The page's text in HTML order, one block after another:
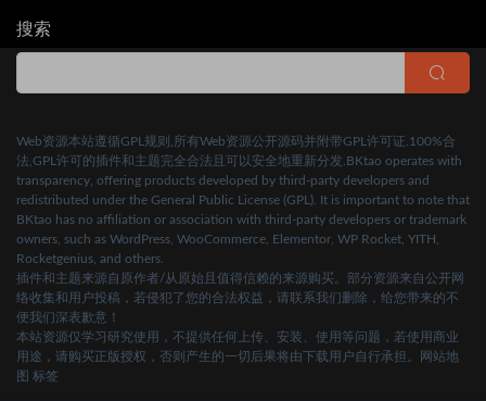
搜索
Web资源本站遵循GPL规则,所有Web资源公开源码并附带GPL许可证.100%合
法,GPL许可的插件和主题完全合法且可以安全地重新分发.BKtao operates with
transparency, offering products developed by third-party developers and
redistributed under the General Public License (GPL). It is important to note that
BKtao has no affiliation or association with third-party developers or trademark
owners, such as WordPress, WooCommerce, Elementor, WP Rocket, YITH,
Rocketgenius, and others.
插件和主题来源自原作者/从原始且值得信赖的来源购买。部分资源来自公开网
络收集和用户投稿，若侵犯了您的合法权益，请联系我们删除，给您带来的不
便我们深表歉意！
本站资源仅学习研究使用，不提供任何上传、安装、使用等问题，若使用商业
用途，请购买正版授权，否则产生的一切后果将由下载用户自行承担。
网站地
图 标签